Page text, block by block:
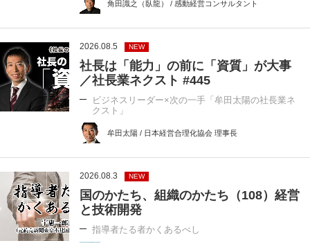
角田識之（臥龍） / 感動経営コンサルタント
2026.08.5 NEW
社長は「能力」の前に「資質」が大事
／社長業ネクスト #445
ビジネスリーダー×次の一手「牟田太陽の社長業ネ
クスト」
牟田太陽 / 日本経営合理化協会 理事長
2026.08.3 NEW
国のかたち、組織のかたち（108）経営
と技術開発
指導者たる者かくあるべし